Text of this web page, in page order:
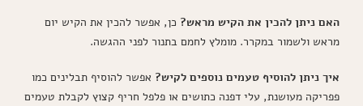
האם ניתן להכין את הקיש מראש? כן, אפשר להכין את הקיש יום
מראש ולשמור במקרר. מומלץ לחמם בתנור לפני ההגשה.
איך ניתן להוסיף טעמים נוספים לקיש? אפשר להוסיף תבלינים כמו
פפריקה מעושנת, עלי דפנה כתושים או פלפל חריף קצוץ לקבלת טעמים